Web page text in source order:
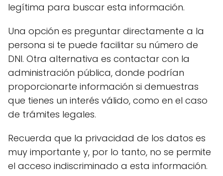
legítima para buscar esta información.
Una opción es preguntar directamente a la
persona si te puede facilitar su número de
DNI. Otra alternativa es contactar con la
administración pública, donde podrían
proporcionarte información si demuestras
que tienes un interés válido, como en el caso
de trámites legales.
Recuerda que la privacidad de los datos es
muy importante y, por lo tanto, no se permite
el acceso indiscriminado a esta información.